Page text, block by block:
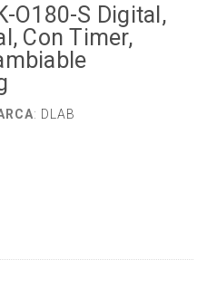
O180-S Digital,
Con Timer,
: DLAB